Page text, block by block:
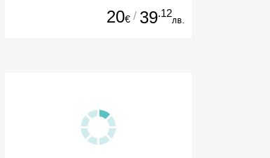
20€ / 39.12
лв.